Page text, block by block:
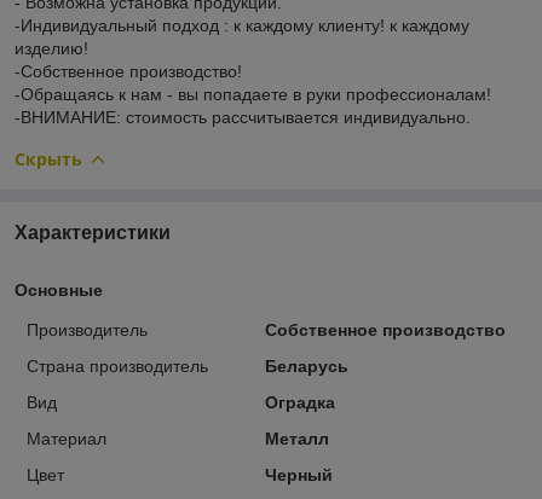
-Индивидуальный подход : к каждому клиенту! к каждому
изделию!
-Собственное производство!
-Обращаясь к нам - вы попадаете в руки профессионалам!
-ВНИМАНИЕ: стоимость рассчитывается индивидуально.
Скрыть
Характеристики
Основные
Производитель
Собственное производство
Страна производитель
Беларусь
Вид
Оградка
Материал
Металл
Цвет
Черный